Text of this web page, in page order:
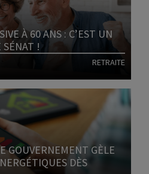
À 60 ANS : C’EST UN
SÉNAT !
RETRAITE
Lire l'article
GOUVERNEMENT GÈLE
DÈS